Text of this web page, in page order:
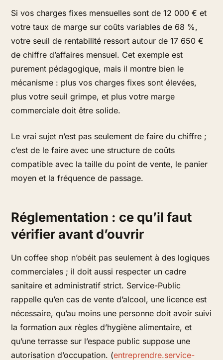
Si vos charges fixes mensuelles sont de 12 000 € et
votre taux de marge sur coûts variables de 68 %,
votre seuil de rentabilité ressort autour de 17 650 €
de chiffre d’affaires mensuel. Cet exemple est
purement pédagogique, mais il montre bien le
mécanisme : plus vos charges fixes sont élevées,
plus votre seuil grimpe, et plus votre marge
commerciale doit être solide.
Le vrai sujet n’est pas seulement de faire du chiffre ;
c’est de le faire avec une structure de coûts
compatible avec la taille du point de vente, le panier
moyen et la fréquence de passage.
Réglementation : ce qu’il faut
vérifier avant d’ouvrir
Un coffee shop n’obéit pas seulement à des logiques
commerciales ; il doit aussi respecter un cadre
sanitaire et administratif strict. Service-Public
rappelle qu’en cas de vente d’alcool, une licence est
nécessaire, qu’au moins une personne doit avoir suivi
la formation aux règles d’hygiène alimentaire, et
qu’une terrasse sur l’espace public suppose une
autorisation d’occupation. (entreprendre.service-